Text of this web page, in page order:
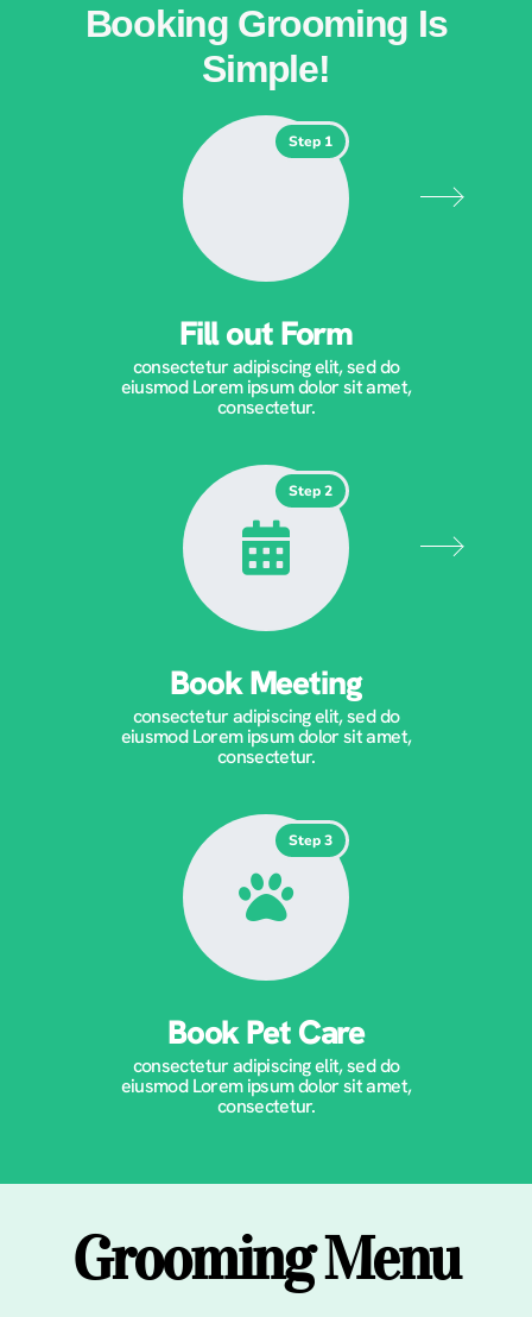
Booking Grooming Is
Simple!
Step 1
Fill out Form
consectetur adipiscing elit, sed do
eiusmod Lorem ipsum dolor sit amet,
consectetur.
Step 2
Book Meeting
consectetur adipiscing elit, sed do
eiusmod Lorem ipsum dolor sit amet,
consectetur.
Step 3
Book Pet Care
consectetur adipiscing elit, sed do
eiusmod Lorem ipsum dolor sit amet,
consectetur.
Grooming Menu